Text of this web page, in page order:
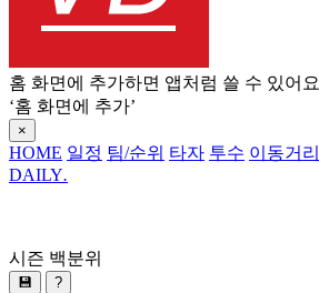
홈 화면에 추가하면 앱처럼 쓸 수 있어요
‘홈 화면에 추가’
×
HOME 일정 팀/순위 타자 투수 이동거리
DAILY.
시즌 백분위
💾 ?